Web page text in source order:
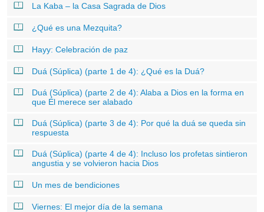
La Kaba – la Casa Sagrada de Dios
¿Qué es una Mezquita?
Hayy: Celebración de paz
Duá (Súplica) (parte 1 de 4): ¿Qué es la Duá?
Duá (Súplica) (parte 2 de 4): Alaba a Dios en la forma en
que Él merece ser alabado
Duá (Súplica) (parte 3 de 4): Por qué la duá se queda sin
respuesta
Duá (Súplica) (parte 4 de 4): Incluso los profetas sintieron
angustia y se volvieron hacia Dios
Un mes de bendiciones
Viernes: El mejor día de la semana